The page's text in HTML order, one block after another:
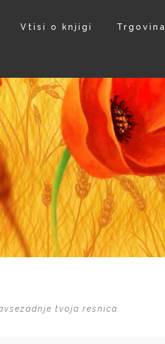
Vtisi o knjigi Trgovina
tvoja resnica.